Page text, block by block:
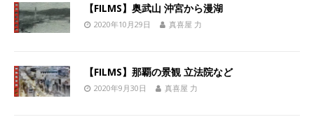
【FILMS】奥武山 沖宮から漫湖
2020年10月29日 真喜屋 力
【FILMS】那覇の景観 立法院など
2020年9月30日 真喜屋 力